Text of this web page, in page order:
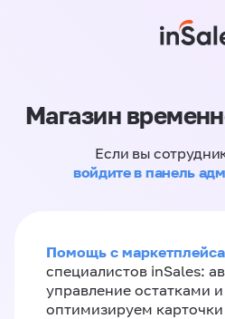
Магазин
Если вы
войдите в панель
Помощь с
специалистов inSales:
управление остатками
оптимизируем карточки